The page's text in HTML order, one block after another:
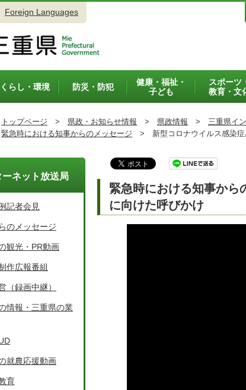
Foreign Languages
くらし・環境 防災・防犯
健康・福祉・
子ども
スポーツ
教育・文
トップページ > 県政・お知らせ情報 > 県政情報 > 三重県イ
緊急時における知事からのメッセージ > 新型コロナウイルス感染
緊急時における知事から
に向けた呼びかけ
ーネット放送局
記者会見
のメッセージ
観光・PR動画
作広報番組
（録画中継）
情報・三重県の業
就農応援動画
育